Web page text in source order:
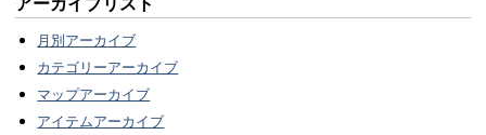
月別アーカイブ
カテゴリーアーカイブ
マップアーカイブ
アイテムアーカイブ